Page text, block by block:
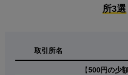
所3選
取引所名
【500円の少